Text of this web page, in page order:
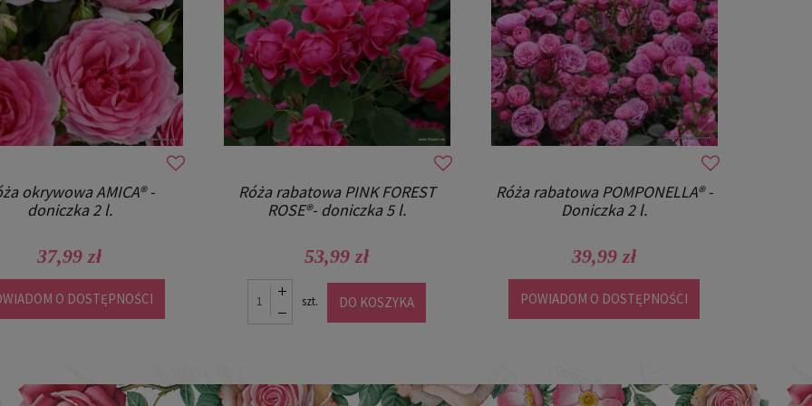
okrywowa AMICA® -
doniczka 2 l.
37,99 zł
O DOSTĘPNOŚCI
Róża rabatowa PINK FOREST
ROSE®- doniczka 5 l.
53,99 zł
szt. DO KOSZYKA
Róża rabatowa POMPONELLA® -
Doniczka 2 l.
39,99 zł
POWIADOM O DOSTĘPNOŚCI